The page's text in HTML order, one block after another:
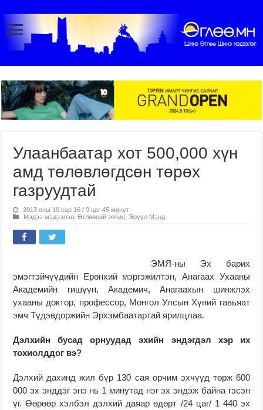
Улаанбаатар хот 500,000 хүн
амд төлөвлөгдсөн төрөх
газруудтай
2013 оны 10 сар 16 / 9 цаг 45 минут
Мэдээ мэдээлэл ,Өглөөний зочин Эрүүл Мэнд
ЭМЯ-ны Эх барих
эмэгтэйчүүдийн Ерөнхий мэргэжилтэн, Анагаах Ухааны
Академийн гишүүн, Академич, Анагаахын шинжлэх
ухааны доктор, профессор, Монгол Улсын Хүний гавьяат
эмч Түдэвдоржийн Эрхэмбаатартай ярилцлаа.
Дэлхийн бусад орнуудад эхийн эндэгдэл хэр их
тохиолддог вэ?
Дэлхий дахинд жил бүр 130 сая орчим эхчүүд төрж 600
000 эх энддэг энэ нь 1 минутад нэг эх эндэж байна гэсэн
үг. Өөрөөр хэлбэл дэлхий даяар өдөрт /24 цаг/ 1 440 эх